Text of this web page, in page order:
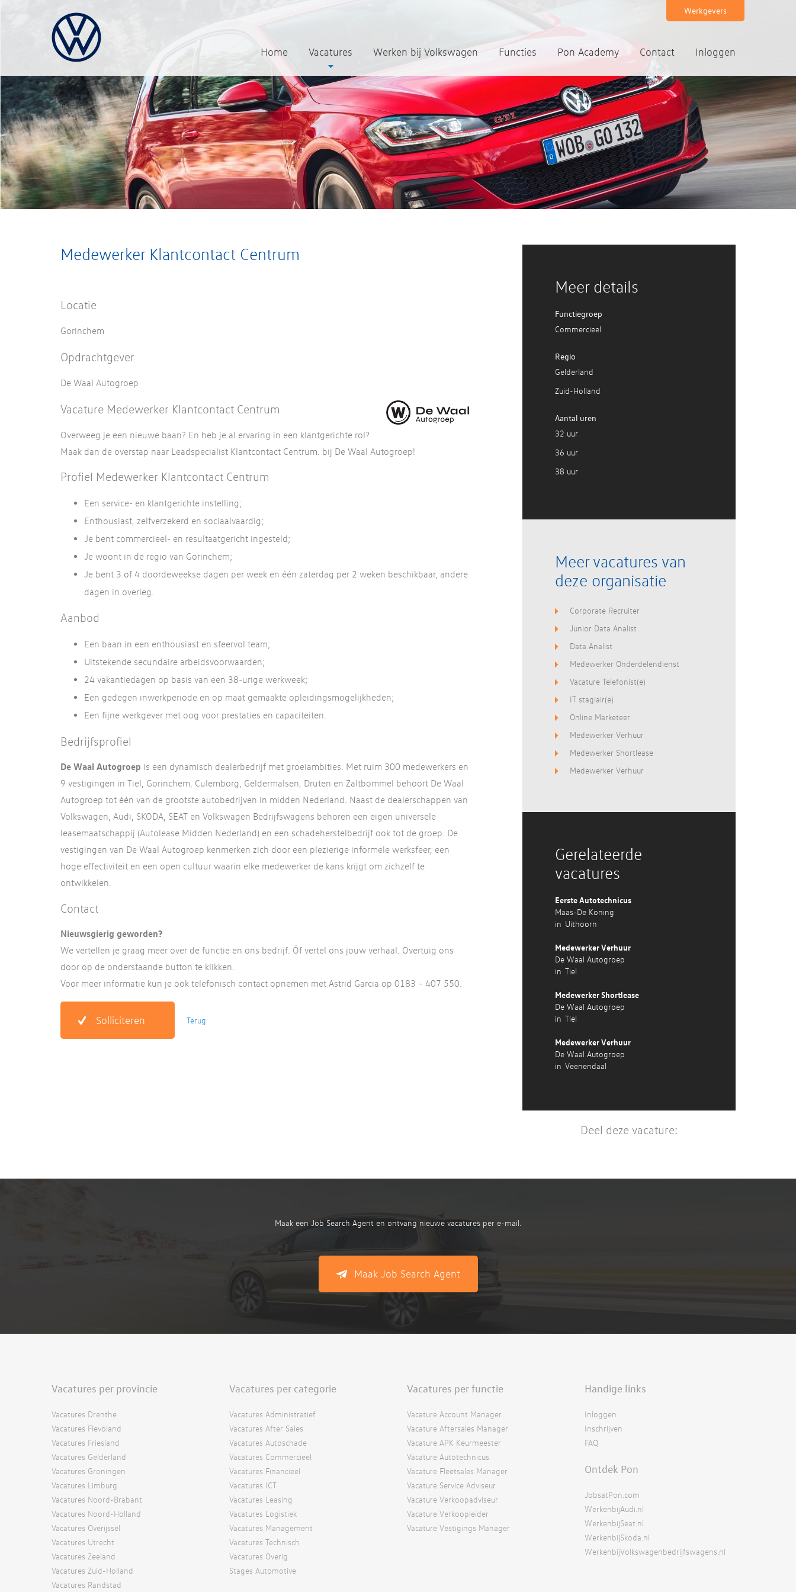
Home Vacatures Werken bij Volkswagen Functies Pon Academy Contact Inloggen
Werkgevers
Medewerker Klantcontact Centrum
Locatie
Gorinchem
Opdrachtgever
De Waal Autogroep
Vacature Medewerker Klantcontact Centrum
Overweeg je een nieuwe baan? En heb je al ervaring in een klantgerichte rol?
Maak dan de overstap naar Leadspecialist Klantcontact Centrum. bij De Waal Autogroep!
Profiel Medewerker Klantcontact Centrum
Een service- en klantgerichte instelling;
Enthousiast, zelfverzekerd en sociaalvaardig;
Je bent commercieel- en resultaatgericht ingesteld;
Je woont in de regio van Gorinchem;
Je bent 3 of 4 doordeweekse dagen per week en één zaterdag per 2 weken beschikbaar, andere
dagen in overleg.
Aanbod
Een baan in een enthousiast en sfeervol team;
Uitstekende secundaire arbeidsvoorwaarden;
24 vakantiedagen op basis van een 38-urige werkweek;
Een gedegen inwerkperiode en op maat gemaakte opleidingsmogelijkheden;
Een fijne werkgever met oog voor prestaties en capaciteiten.
Bedrijfsprofiel
De Waal Autogroep is een dynamisch dealerbedrijf met groeiambities. Met ruim 300 medewerkers en
9 vestigingen in Tiel, Gorinchem, Culemborg, Geldermalsen, Druten en Zaltbommel behoort De Waal
Autogroep tot één van de grootste autobedrijven in midden Nederland. Naast de dealerschappen van
Volkswagen, Audi, SKODA, SEAT en Volkswagen Bedrijfswagens behoren een eigen universele
leasemaatschappij (Autolease Midden Nederland) en een schadeherstelbedrijf ook tot de groep. De
vestigingen van De Waal Autogroep kenmerken zich door een plezierige informele werksfeer, een
hoge effectiviteit en een open cultuur waarin elke medewerker de kans krijgt om zichzelf te
ontwikkelen.
Contact
Nieuwsgierig geworden?
We vertellen je graag meer over de functie en ons bedrijf. Óf vertel ons jouw verhaal. Overtuig ons
door op de onderstaande button te klikken.
Voor meer informatie kun je ook telefonisch contact opnemen met Astrid Garcia op 0183 – 407 550.
Meer details
Functiegroep
Commercieel
Regio
Gelderland
Zuid-Holland
Aantal uren
32 uur
36 uur
38 uur
Meer vacatures van
deze organisatie
Corporate Recruiter
Junior Data Analist
Data Analist
Medewerker Onderdelendienst
Vacature Telefonist(e)
IT stagiair(e)
Online Marketeer
Medewerker Verhuur
Medewerker Shortlease
Medewerker Verhuur
Gerelateerde
vacatures
Eerste Autotechnicus
Maas-De Koning
in Uithoorn
Medewerker Verhuur
De Waal Autogroep
in Tiel
Medewerker Shortlease
De Waal Autogroep
in Tiel
Medewerker Verhuur
De Waal Autogroep
in Veenendaal
Deel deze vacature:
Maak een Job Search Agent en ontvang nieuwe vacatures per e-mail.
Maak Job Search Agent
Vacatures per provincie
Vacatures Drenthe
Vacatures Flevoland
Vacatures Friesland
Vacatures Gelderland
Vacatures Groningen
Vacatures Limburg
Vacatures Noord-Brabant
Vacatures Noord-Holland
Vacatures Overijssel
Vacatures Utrecht
Vacatures Zeeland
Vacatures Zuid-Holland
Vacatures Randstad
Vacatures per categorie
Vacatures Administratief
Vacatures After Sales
Vacatures Autoschade
Vacatures Commercieel
Vacatures Financieel
Vacatures ICT
Vacatures Leasing
Vacatures Logistiek
Vacatures Management
Vacatures Technisch
Vacatures Overig
Stages Automotive
Vacatures per functie
Vacature Account Manager
Vacature Aftersales Manager
Vacature APK Keurmeester
Vacature Autotechnicus
Vacature Fleetsales Manager
Vacature Service Adviseur
Vacature Verkoopadviseur
Vacature Verkoopleider
Vacature Vestigings Manager
Handige links
Inloggen
Inschrijven
FAQ
Ontdek Pon
JobsatPon.com
WerkenbijAudi.nl
WerkenbijSeat.nl
WerkenbijSkoda.nl
WerkenbijVolkswagenbedrijfswagens.nl